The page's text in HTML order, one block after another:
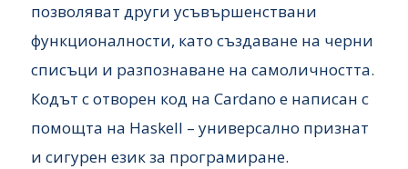
позволяват други усъвършенствани
функционалности, като създаване на черни
списъци и разпознаване на самоличността.
Кодът с отворен код на Cardano е написан с
помощта на Haskell – универсално признат
и сигурен език за програмиране.